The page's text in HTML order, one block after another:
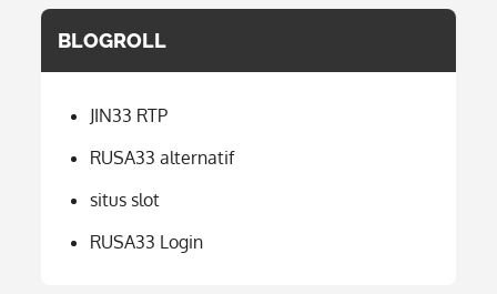
BLOGROLL
JIN33 RTP
RUSA33 alternatif
situs slot
RUSA33 Login